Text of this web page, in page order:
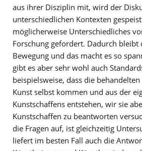
aus ihrer Disziplin mit, wird der
unterschiedlichen Kontexten
möglicherweise Unterschiedliches
Forschung gefordert. Dadurch bleibt
Bewegung und das macht es so
gibt es aber sehr wohl auch
beispielsweise, dass die
Kunst selbst kommen und aus der
Kunstschaffens entstehen, wir sie
Kunstschaffen zu beantworten
die Fragen auf, ist gleichzeitig
liefert im besten Fall auch die